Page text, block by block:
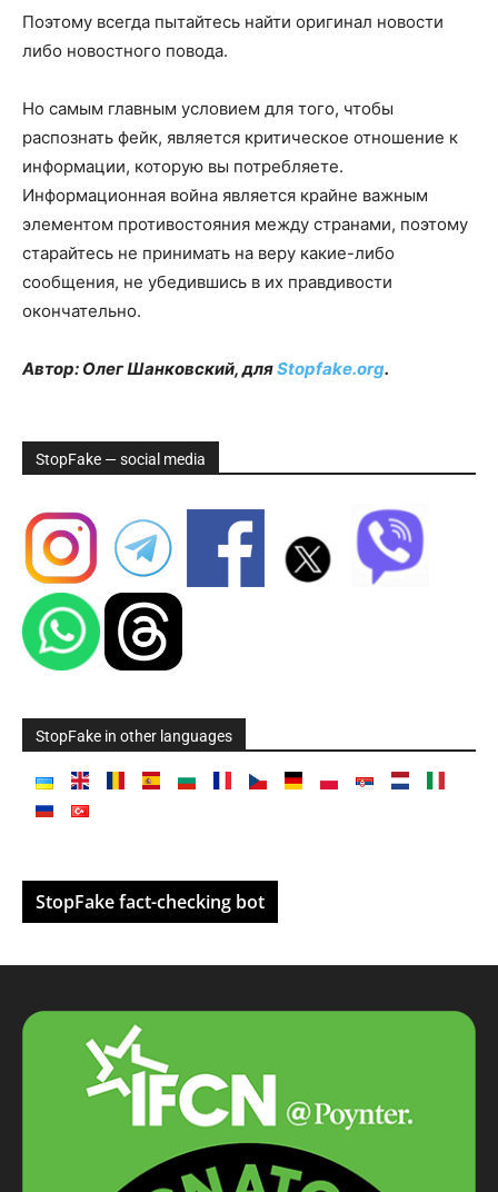
Поэтому всегда пытайтесь найти оригинал новости
либо новостного повода.
Но самым главным условием для того, чтобы
распознать фейк, является критическое отношение к
информации, которую вы потребляете.
Информационная война является крайне важным
элементом противостояния между странами, поэтому
старайтесь не принимать на веру какие-либо
сообщения, не убедившись в их правдивости
окончательно.
Автор: Олег Шанковский, дляStopfake.org.
StopFake — social media
StopFake in other languages
StopFake fact-checking bot